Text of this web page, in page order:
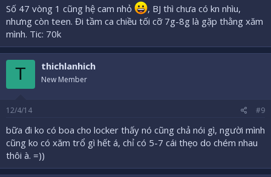
Số 47 vòng 1 cũng hệ cam nhỏ
, BJ thì chưa có kn nhìu,
nhưng còn teen. Đi tầm ca chiều tối cỡ 7g-8g là gặp thằng xăm
mình. Tic: 70k
T thichlanhich
New Member
12/4/14 #9
bữa đi ko có boa cho locker thấy nó cũng chả nói gì, người mình
cũng ko có xăm trổ gì hết á, chỉ có 5-7 cái thẹo do chém nhau
thôi à. =))